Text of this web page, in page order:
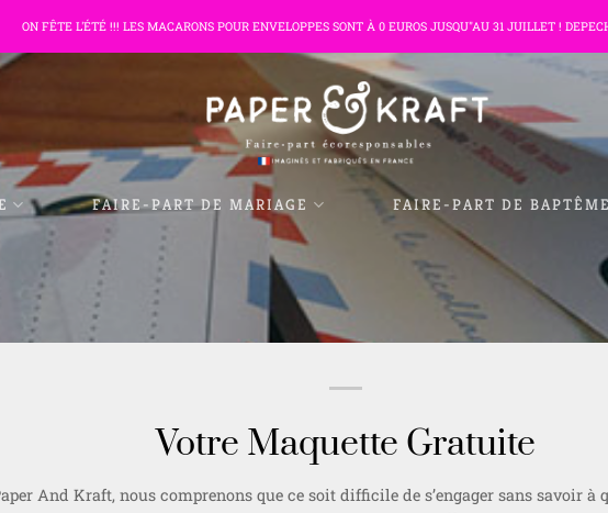
ON FÊTE L'ÉTÉ !!! LES MACARONS POUR ENVELOPPES SONT À 0 EUROS JUSQU"AU 31 JUILLET !
FAIRE-PART DE MARIAGE FAIRE-PART DE BAPTÊME
Votre Maquette Gratuite
And Kraft, nous comprenons que ce soit difficile de s’engager sans savoir à